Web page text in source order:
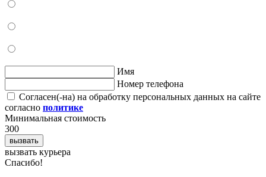
Имя
Номер телефона
Согласен(-на) на обработку персональных данных на сайте
согласно политике
Минимальная стоимость
300
вызвать
вызвать курьера
Cпасибо!